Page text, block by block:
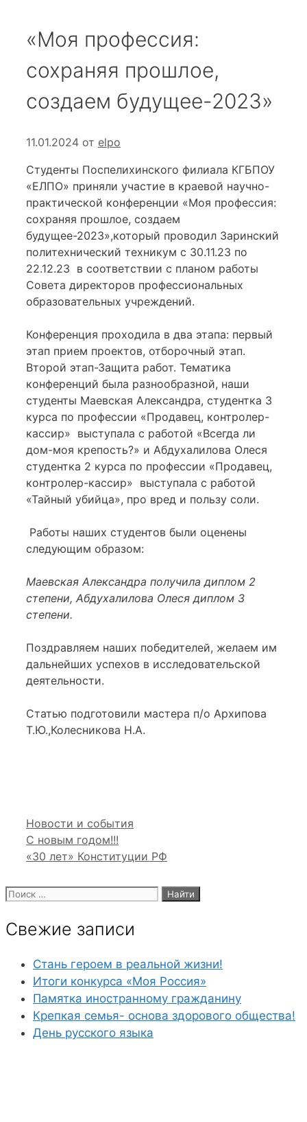
«Моя профессия:
сохраняя прошлое,
создаем будущее-2023»
11.01.2024 от elpo
Студенты Поспелихинского филиала КГБПОУ
«ЕЛПО» приняли участие в краевой научно-
практической конференции «Моя профессия:
сохраняя прошлое, создаем
будущее-2023»,который проводил Заринский
политехнический техникум с 30.11.23 по
22.12.23 в соответствии с планом работы
Совета директоров профессиональных
образовательных учреждений.
Конференция проходила в два этапа: первый
этап прием проектов, отборочный этап.
Второй этап-Защита работ. Тематика
конференций была разнообразной, наши
студенты Маевская Александра, студентка 3
курса по профессии «Продавец, контролер-
кассир» выступала с работой «Всегда ли
дом-моя крепость?» и Абдухалилова Олеся
студентка 2 курса по профессии «Продавец,
контролер-кассир» выступала с работой
«Тайный убийца», про вред и пользу соли.
Работы наших студентов были оценены
следующим образом:
Маевская Александра получила диплом 2
степени, Абдухалилова Олеся диплом 3
степени.
Поздравляем наших победителей, желаем им
дальнейших успехов в исследовательской
деятельности.
Статью подготовили мастера п/о Архипова
Т.Ю.,Колесникова Н.А.
Рубрики
Новости и события
С новым годом!!!
«30 лет» Конституции РФ
Поиск:
Свежие записи
Стань героем в реальной жизни!
Итоги конкурса «Моя Россия»
Памятка иностранному гражданину
Крепкая семья- основа здорового общества!
День русского языка